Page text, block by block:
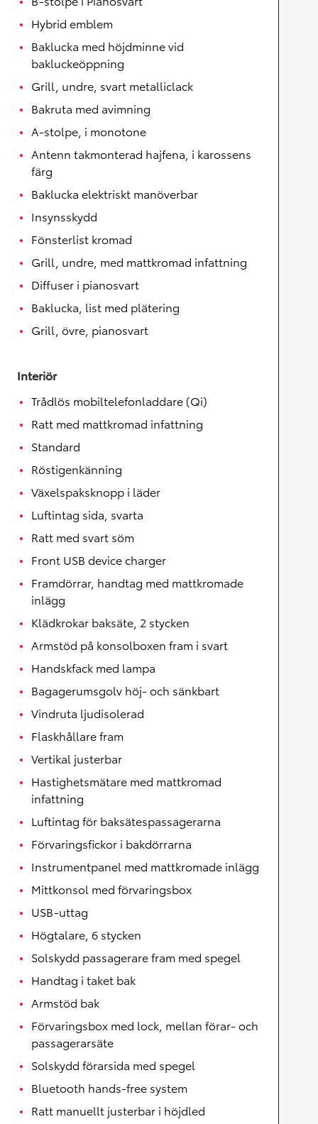
Hybrid emblem
Baklucka med höjdminne vid
bakluckeöppning
Grill, undre, svart metalliclack
Bakruta med avimning
A-stolpe, i monotone
Antenn takmonterad hajfena, i karossens
färg
Baklucka elektriskt manöverbar
Insynsskydd
Fönsterlist kromad
Grill, undre, med mattkromad infattning
Diffuser i pianosvart
Baklucka, list med plätering
Grill, övre, pianosvart
Interiör
Trådlös mobiltelefonladdare (Qi)
Ratt med mattkromad infattning
Standard
Röstigenkänning
Växelspaksknopp i läder
Luftintag sida, svarta
Ratt med svart söm
Front USB device charger
Framdörrar, handtag med mattkromade
inlägg
Klädkrokar baksäte, 2 stycken
Armstöd på konsolboxen fram i svart
Handskfack med lampa
Bagagerumsgolv höj- och sänkbart
Vindruta ljudisolerad
Flaskhållare fram
Vertikal justerbar
Hastighetsmätare med mattkromad
infattning
Luftintag för baksätespassagerarna
Förvaringsfickor i bakdörrarna
Instrumentpanel med mattkromade inlägg
Mittkonsol med förvaringsbox
USB-uttag
Högtalare, 6 stycken
Solskydd passagerare fram med spegel
Handtag i taket bak
Armstöd bak
Förvaringsbox med lock, mellan förar- och
passagerarsäte
Solskydd förarsida med spegel
Bluetooth hands-free system
Ratt manuellt justerbar i höjdled